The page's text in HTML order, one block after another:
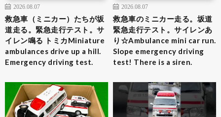
2026.08.07
救急車（ミニカー）たちが坂
道走る。緊急走行テスト。サ
イレン鳴る トミカMiniature
ambulances drive up a hill.
Emergency driving test.
2026.08.07
救急車のミニカー走る。坂道
緊急走行テスト。サイレンあ
り☆Ambulance mini car run.
Slope emergency driving
test! There is a siren.